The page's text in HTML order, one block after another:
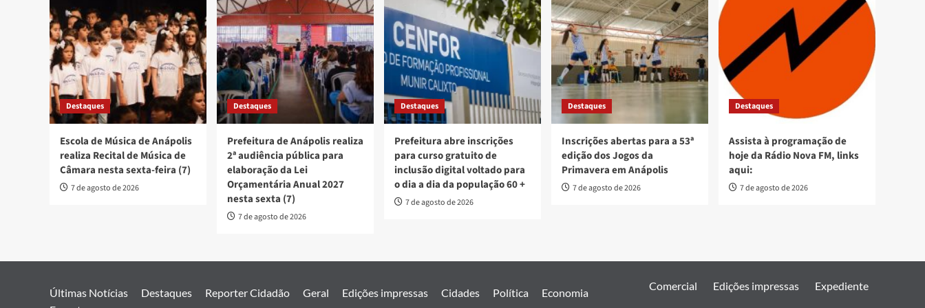
Destaques
Escola de Música de Anápolis
realiza Recital de Música de
Câmara nesta sexta-feira (7)
7 de agosto de 2026
Destaques
Prefeitura de Anápolis realiza
2ª audiência pública para
elaboração da Lei
Orçamentária Anual 2027
nesta sexta (7)
7 de agosto de 2026
Destaques
Prefeitura abre inscrições
para curso gratuito de
inclusão digital voltado para
o dia a dia da população 60 +
7 de agosto de 2026
Destaques
Inscrições abertas para a 53ª
edição dos Jogos da
Primavera em Anápolis
7 de agosto de 2026
Destaques
Assista à programação de
hoje da Rádio Nova FM, links
aqui:
7 de agosto de 2026
Últimas Notícias Destaques Reporter Cidadão Geral Edições impressas Cidades Política
Economia
Comercial Edições impressas Expediente